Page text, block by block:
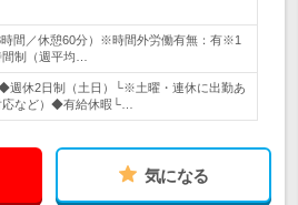
時間／休憩60分）※時間外労働有無：有※1
制（週平均…
◆週休2日制（土日）└※土曜・連休に出勤あ
応など）◆有給休暇└…
気になる